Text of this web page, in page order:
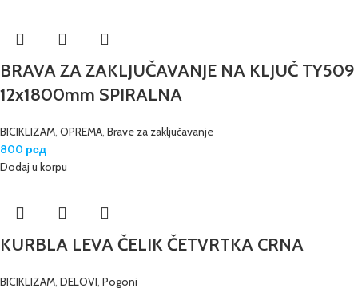
BRAVA ZA ZAKLJUČAVANJE NA KLJUČ TY509
12x1800mm SPIRALNA
BICIKLIZAM, OPREMA, Brave za zaključavanje
800 рсд
Dodaj u korpu
KURBLA LEVA ČELIK ČETVRTKA CRNA
BICIKLIZAM, DELOVI, Pogoni